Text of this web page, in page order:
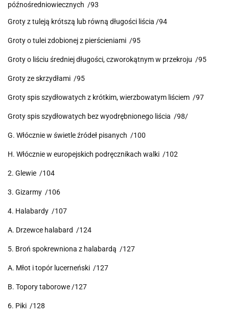
późnośredniowiecznych /93
Groty z tuleją krótszą lub równą długości liścia /94
Groty o tulei zdobionej z pierścieniami /95
Groty o liściu średniej długości, czworokątnym w przekroju /95
Groty ze skrzydłami /95
Groty spis szydłowatych z krótkim, wierzbowatym liściem /97
Groty spis szydłowatych bez wyodrębnionego liścia /98/
G. Włócznie w świetle źródeł pisanych /100
H. Włócznie w europejskich podręcznikach walki /102
2. Glewie /104
3. Gizarmy /106
4. Halabardy /107
A. Drzewce halabard /124
5. Broń spokrewniona z halabardą /127
A. Młot i topór lucerneński /127
B. Topory taborowe /127
6. Piki /128